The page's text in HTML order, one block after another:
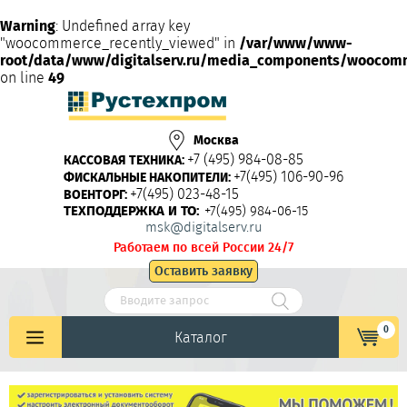
Warning: Undefined array key
"woocommerce_recently_viewed" in /var/www/www-
root/data/www/digitalserv.ru/media_components/
on line 49
Москва
КАССОВАЯ ТЕХНИКА: +7 (495) 984-08-85
ФИСКАЛЬНЫЕ НАКОПИТЕЛИ: +7(495) 106-90-96
ВОЕНТОРГ: +7(495) 023-48-15
ТЕХПОДДЕРЖКА И ТО: +7(495) 984-06-15
msk@digitalserv.ru
Работаем по всей России 24/7
Оставить заявку
Каталог 0